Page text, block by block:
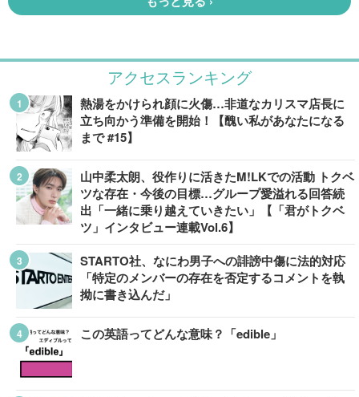
アクセスランキング
熱湯をかけられ顔に火傷…非道なカリスマ店長に
立ち向かう準備を開始！【醜い私があなたになる
まで #15】
山中柔太朗、役作りに活きたM!LKでの活動 トクベ
ツな存在・今後の目標…グループ愛溢れる回答続
出「一緒に乗り越えていきたい」【「君がトクベ
ツ」インタビュー連載Vol.6】
STARTO社、なにわ男子への誹謗中傷に法的対応
「特定のメンバーの存在を否定するコメントを執
拗に書き込んだ」
この英語ってどんな意味？「edible」